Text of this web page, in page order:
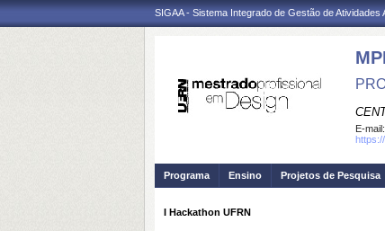
SIGAA - Sistema Integrado de Gestão de Atividades
E-mail:
Programa Ensino Projetos de Pesquisa
I Hackathon UFRN